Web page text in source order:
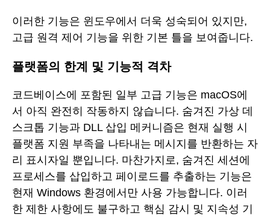
이러한 기능은 윈도우에서 더욱 성숙되어 있지만,
고급 원격 제어 기능을 위한 기본 틀을 보여줍니다.
플랫폼의 한계 및 기능적 격차
코드베이스에 포함된 일부 고급 기능은 macOS에
서 아직 완전히 작동하지 않습니다. 숨겨진 가상 데
스크톱 기능과 DLL 삽입 메커니즘은 현재 실행 시
플랫폼 지원 부족을 나타내는 메시지를 반환하는 자
리 표시자일 뿐입니다. 마찬가지로, 숨겨진 세션에
프로세스를 삽입하고 페이로드를 추출하는 기능은
현재 Windows 환경에서만 사용 가능합니다. 이러
한 제한 사항에도 불구하고 핵심 감시 및 지속성 기